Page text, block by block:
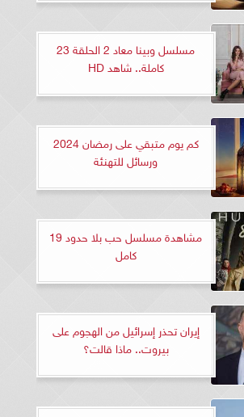
مسلسل وبينا معاد 2 الحلقة 23
كاملة.. شاهد HD
كم يوم متبقي على رمضان 2024
ورسائل للتهنئة
مشاهدة مسلسل حب بلا حدود 19
كامل
إيران تحذر إسرائيل من الهجوم على
بيروت.. ماذا قالت؟